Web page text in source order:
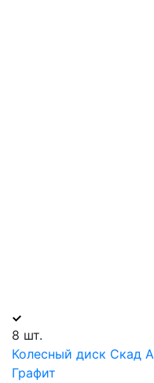
8 шт.
Колесный диск Скад
Графит